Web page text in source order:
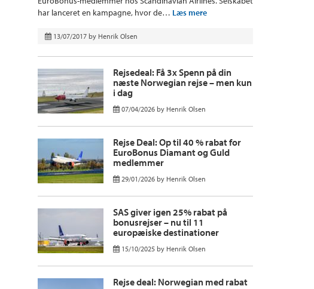
har lanceret en kampagne, hvor de… Læs mere
13/07/2017 by Henrik Olsen
Rejsedeal: Få 3x Spenn på din
næste Norwegian rejse – men kun
i dag
07/04/2026 by Henrik Olsen
Rejse Deal: Op til 40 % rabat for
EuroBonus Diamant og Guld
medlemmer
29/01/2026 by Henrik Olsen
SAS giver igen 25% rabat på
bonusrejser – nu til 11
europæiske destinationer
15/10/2025 by Henrik Olsen
Rejse deal: Norwegian med rabat